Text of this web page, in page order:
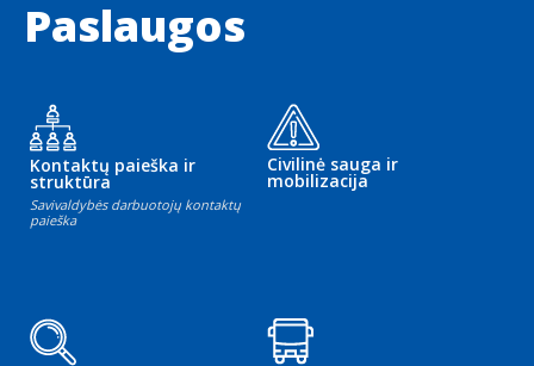
Paslaugos
Kontaktų paieška ir
struktūra
Savivaldybės darbuotojų kontaktų
paieška
Civilinė sauga ir
mobilizacija